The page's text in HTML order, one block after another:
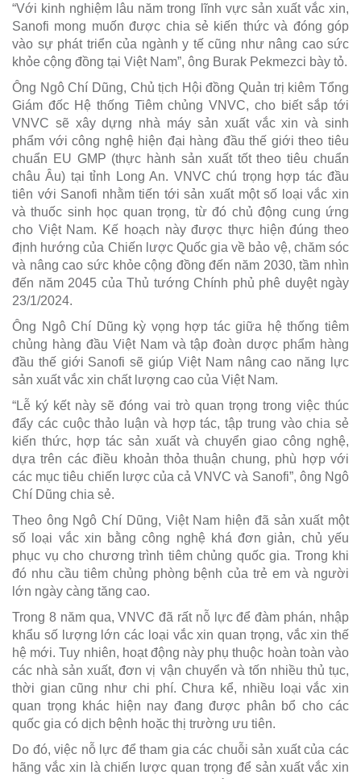
“Với kinh nghiệm lâu năm trong lĩnh vực sản xuất vắc xin,
Sanofi mong muốn được chia sẻ kiến thức và đóng góp
vào sự phát triển của ngành y tế cũng như nâng cao sức
khỏe cộng đồng tại Việt Nam”, ông Burak Pekmezci bày tỏ.
Ông Ngô Chí Dũng, Chủ tịch Hội đồng Quản trị kiêm Tổng
Giám đốc Hệ thống Tiêm chủng VNVC, cho biết sắp tới
VNVC sẽ xây dựng nhà máy sản xuất vắc xin và sinh
phẩm với công nghệ hiện đại hàng đầu thế giới theo tiêu
chuẩn EU GMP (thực hành sản xuất tốt theo tiêu chuẩn
châu Âu) tại tỉnh Long An. VNVC chú trọng hợp tác đầu
tiên với Sanofi nhằm tiến tới sản xuất một số loại vắc xin
và thuốc sinh học quan trọng, từ đó chủ động cung ứng
cho Việt Nam. Kế hoạch này được thực hiện đúng theo
định hướng của Chiến lược Quốc gia về bảo vệ, chăm sóc
và nâng cao sức khỏe cộng đồng đến năm 2030, tầm nhìn
đến năm 2045 của Thủ tướng Chính phủ phê duyệt ngày
23/1/2024.
Ông Ngô Chí Dũng kỳ vọng hợp tác giữa hệ thống tiêm
chủng hàng đầu Việt Nam và tập đoàn dược phẩm hàng
đầu thế giới Sanofi sẽ giúp Việt Nam nâng cao năng lực
sản xuất vắc xin chất lượng cao của Việt Nam.
“Lễ ký kết này sẽ đóng vai trò quan trọng trong việc thúc
đẩy các cuộc thảo luận và hợp tác, tập trung vào chia sẻ
kiến ​​thức, hợp tác ​​sản xuất và chuyển giao công nghệ,
dựa trên các điều khoản thỏa thuận chung, phù hợp với
các mục tiêu chiến lược của cả VNVC và Sanofi”, ông Ngô
Chí Dũng chia sẻ.
Theo ông Ngô Chí Dũng, Việt Nam hiện đã sản xuất một
số loại vắc xin bằng công nghệ khá đơn giản, chủ yếu
phục vụ cho chương trình tiêm chủng quốc gia. Trong khi
đó nhu cầu tiêm chủng phòng bệnh của trẻ em và người
lớn ngày càng tăng cao.
Trong 8 năm qua, VNVC đã rất nỗ lực để đàm phán, nhập
khẩu số lượng lớn các loại vắc xin quan trọng, vắc xin thế
hệ mới. Tuy nhiên, hoạt động này phụ thuộc hoàn toàn vào
các nhà sản xuất, đơn vị vận chuyển và tốn nhiều thủ tục,
thời gian cũng như chi phí. Chưa kể, nhiều loại vắc xin
quan trọng khác hiện nay đang được phân bổ cho các
quốc gia có dịch bệnh hoặc thị trường ưu tiên.
Do đó, việc nỗ lực để tham gia các chuỗi sản xuất của các
hãng vắc xin là chiến lược quan trọng để sản xuất vắc xin